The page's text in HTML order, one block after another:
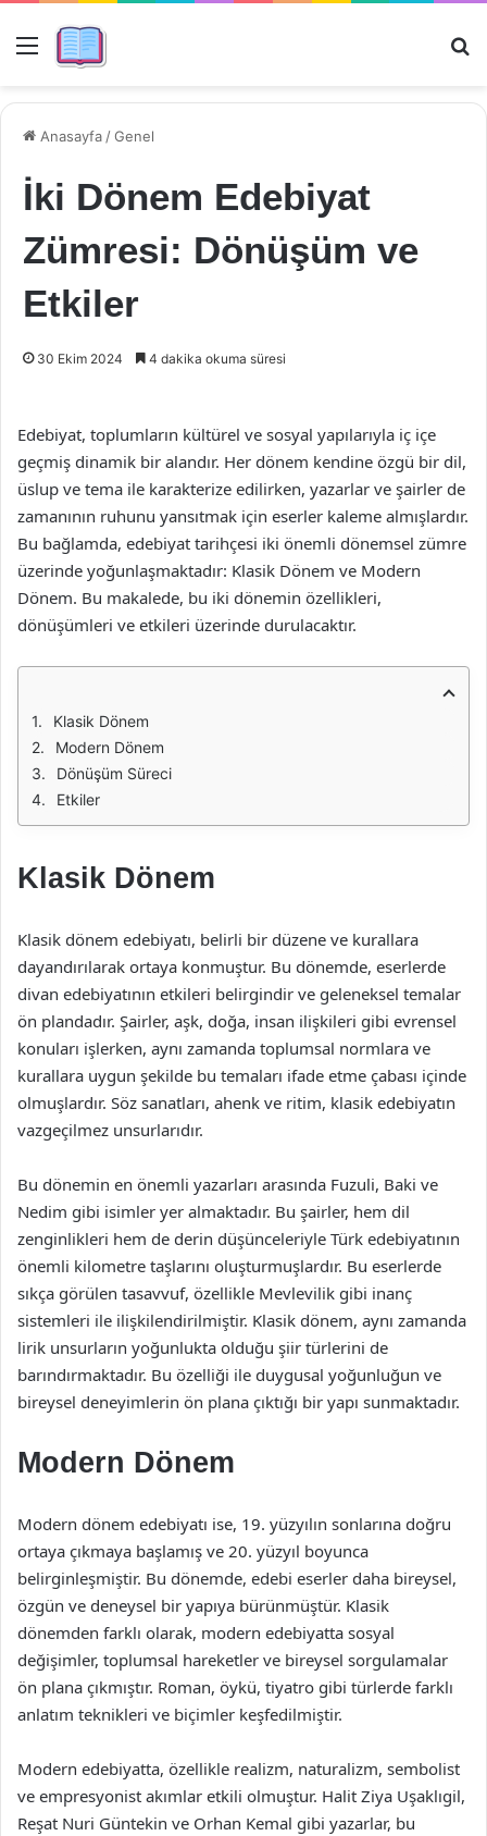
Menü
Anasayfa /Genel
İki Dönem Edebiyat
Zümresi: Dönüşüm ve
Etkiler
30 Ekim 2024 4 dakika okuma süresi
Edebiyat, toplumların kültürel ve sosyal yapılarıyla iç içe
geçmiş dinamik bir alandır. Her dönem kendine özgü bir dil,
üslup ve tema ile karakterize edilirken, yazarlar ve şairler de
zamanının ruhunu yansıtmak için eserler kaleme almışlardır.
Bu bağlamda, edebiyat tarihçesi iki önemli dönemsel zümre
üzerinde yoğunlaşmaktadır: Klasik Dönem ve Modern
Dönem. Bu makalede, bu iki dönemin özellikleri,
dönüşümleri ve etkileri üzerinde durulacaktır.
Klasik Dönem
Modern Dönem
Dönüşüm Süreci
Etkiler
Klasik Dönem
Klasik dönem edebiyatı, belirli bir düzene ve kurallara
dayandırılarak ortaya konmuştur. Bu dönemde, eserlerde
divan edebiyatının etkileri belirgindir ve geleneksel temalar
ön plandadır. Şairler, aşk, doğa, insan ilişkileri gibi evrensel
konuları işlerken, aynı zamanda toplumsal normlara ve
kurallara uygun şekilde bu temaları ifade etme çabası içinde
olmuşlardır. Söz sanatları, ahenk ve ritim, klasik edebiyatın
vazgeçilmez unsurlarıdır.
Bu dönemin en önemli yazarları arasında Fuzuli, Baki ve
Nedim gibi isimler yer almaktadır. Bu şairler, hem dil
zenginlikleri hem de derin düşünceleriyle Türk edebiyatının
önemli kilometre taşlarını oluşturmuşlardır. Bu eserlerde
sıkça görülen tasavvuf, özellikle Mevlevilik gibi inanç
sistemleri ile ilişkilendirilmiştir. Klasik dönem, aynı zamanda
lirik unsurların yoğunlukta olduğu şiir türlerini de
barındırmaktadır. Bu özelliği ile duygusal yoğunluğun ve
bireysel deneyimlerin ön plana çıktığı bir yapı sunmaktadır.
Modern Dönem
Modern dönem edebiyatı ise, 19. yüzyılın sonlarına doğru
ortaya çıkmaya başlamış ve 20. yüzyıl boyunca
belirginleşmiştir. Bu dönemde, edebi eserler daha bireysel,
özgün ve deneysel bir yapıya bürünmüştür. Klasik
dönemden farklı olarak, modern edebiyatta sosyal
değişimler, toplumsal hareketler ve bireysel sorgulamalar
ön plana çıkmıştır. Roman, öykü, tiyatro gibi türlerde farklı
anlatım teknikleri ve biçimler keşfedilmiştir.
Modern edebiyatta, özellikle realizm, naturalizm, sembolist
ve empresyonist akımlar etkili olmuştur. Halit Ziya Uşaklıgil,
Reşat Nuri Güntekin ve Orhan Kemal gibi yazarlar, bu